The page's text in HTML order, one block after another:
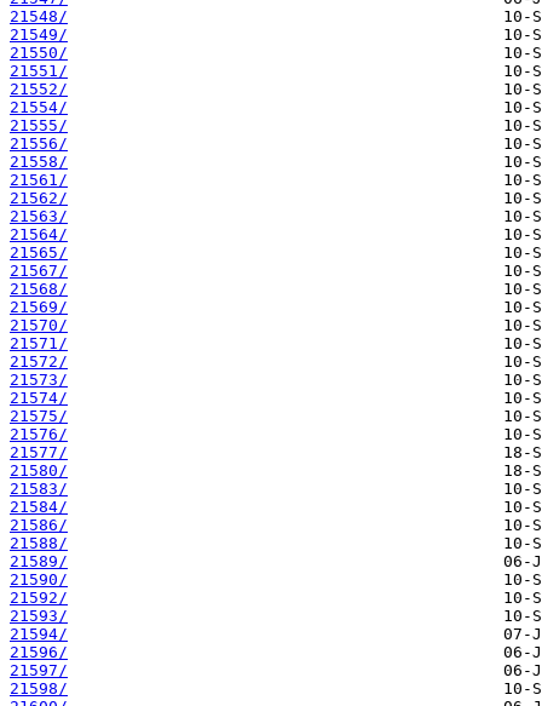
21548/
21549/
21550/
21551/
21552/
21554/
21555/
21556/
21558/
21561/
21562/
21563/
21564/
21565/
21567/
21568/
21569/
21570/
21571/
21572/
21573/
21574/
21575/
21576/
21577/
21580/
21583/
21584/
21586/
21588/
21589/
21590/
21592/
21593/
21594/
21596/
21597/
21598/